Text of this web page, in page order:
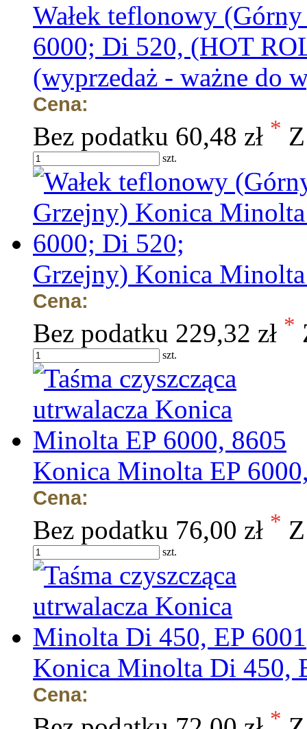
Wałek teflonowy
6000; Di 520, (HOT
(wyprzedaż - ważne do
Cena:
Bez podatku 60,48 zł *
szt.
Grzejny) Konica
Cena:
Bez podatku 229,32 zł *
szt.
Konica Minolta EP
Cena:
Bez podatku 76,00 zł *
szt.
Konica Minolta Di 450,
Cena:
*